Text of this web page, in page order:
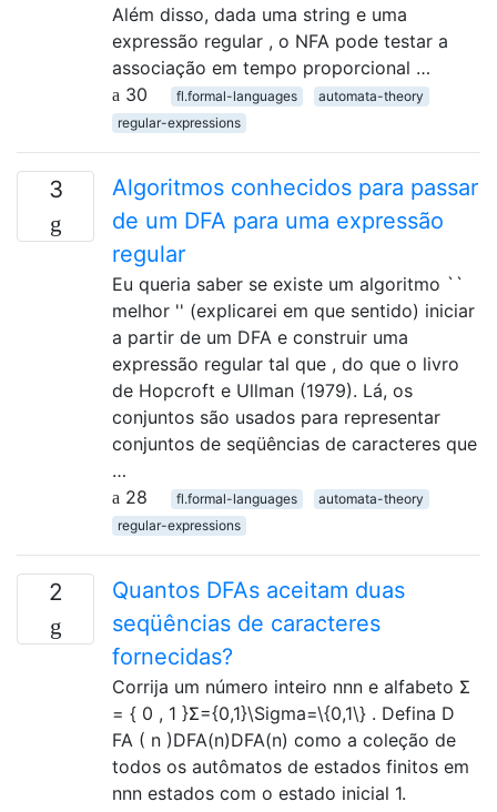
Além disso, dada uma string e uma
expressão regular , o NFA pode testar a
associação em tempo proporcional …
30
fl.formal-languages
automata-theory
regular-expressions
3
Algoritmos conhecidos para passar
de um DFA para uma expressão
regular
Eu queria saber se existe um algoritmo ``
melhor '' (explicarei em que sentido) iniciar
a partir de um DFA e construir uma
expressão regular tal que , do que o livro
de Hopcroft e Ullman (1979). Lá, os
conjuntos são usados ​​para representar
conjuntos de seqüências de caracteres que
…
28
fl.formal-languages
automata-theory
regular-expressions
2
Quantos DFAs aceitam duas
seqüências de caracteres
fornecidas?
Corrija um número inteiro nnn e alfabeto Σ
= { 0 , 1 }Σ={0,1}\Sigma=\{0,1\} . Defina D
FA ( n )DFA(n)DFA(n) como a coleção de
todos os autômatos de estados finitos em
nnn estados com o estado inicial 1.